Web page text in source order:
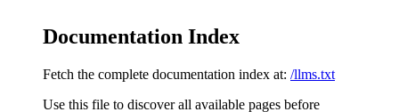
Documentation Index
Fetch the complete documentation index at: /llms.txt
Use this file to discover all available pages before